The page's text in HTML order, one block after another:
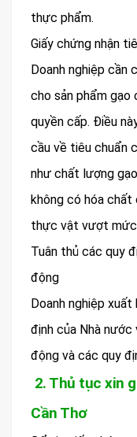
thực phẩm.
Giấy chứng nhận
Doanh nghiệp cần
cho sản phẩm gạo
quyền cấp. Điều
cầu về tiêu chuẩn
như chất lượng
không có hóa
thực vật vượt mức
Tuân thủ các quy
động
Doanh nghiệp
định của Nhà
động và các quy
2. Thủ tục xin
Cần Thơ